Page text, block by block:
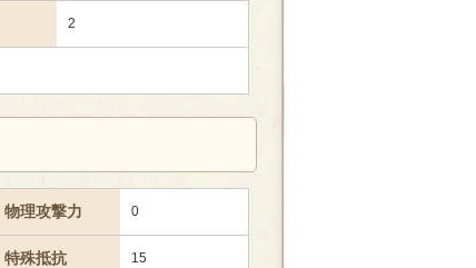
2
物理攻撃力 0
特殊抵抗 15